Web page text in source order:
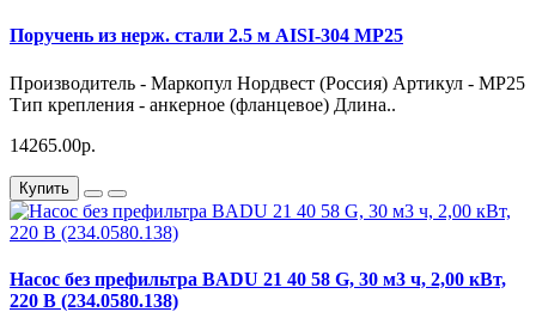
Поручень из нерж. стали 2.5 м AISI-304 MP25
Производитель - Маркопул Нордвест (Россия) Артикул - MP25
Тип крепления - анкерное (фланцевое) Длина..
14265.00р.
Купить
Насос без префильтра BADU 21 40 58 G, 30 м3 ч, 2,00 кВт,
220 В (234.0580.138)